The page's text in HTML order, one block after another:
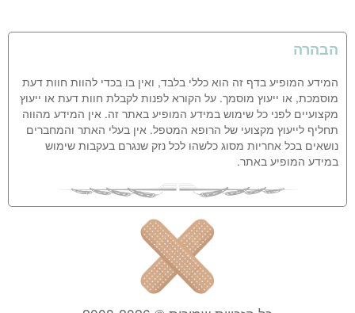
הבהרה
המידע המופיע בדף זה הוא כללי בלבד, ואין בו בכדי להוות חוות דעת
מוסמכת, או ייעוץ מוסמך. על הקורא לפנות לקבלת חוות דעת או ייעוץ
מקצועיים לפני כל שימוש במידע המופיע באתר זה. אין המידע מהווה
תחליף לייעוץ מקצועי של הרופא המטפל. אין בעלי האתר והמחברים
נושאים בכל אחריות מסוג כלשהו לכל נזק שנגרם בעקבות שימוש
במידע המופיע באתר.